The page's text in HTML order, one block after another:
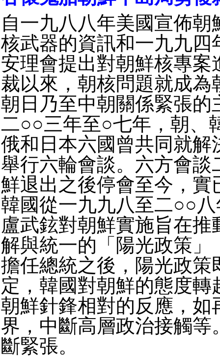
自一九八八年美國宣佈朝
核武器的資訊和一九九四
安理會提出對朝鮮核專案
裁以來，朝核問題就成為
朝日乃至中朝關係緊張的
二○○三年至○七年，朝、
俄和日本六國曾共同就解
舉行六輪會談。六方會談
鮮退出之後停會至今，實
韓國從一九九八至二○○
盧武鉉對朝鮮實施旨在推
解與統一的「陽光政策」
擔任總統之後，陽光政策
定，韓國對朝鮮的態度轉
朝鮮針鋒相對的反應，如
界，中斷高層政治接觸等
斷緊張。